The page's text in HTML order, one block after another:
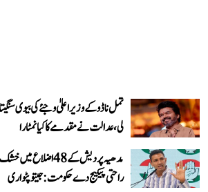
تمل ناڈو کے وزیر اعلیٰ وجئے کی بیوی
لی، عدالت نے مقدمے کا کیا نمٹارا
مدھیہ پردیش کے 48
راحتی پیکیج دے حکومت: جیتو پٹواری